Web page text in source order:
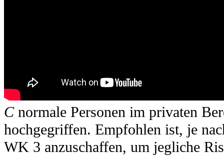
Cnormale Personen im privaten
hochgegriffen. Empfohlen ist, je
WK 3 anzuschaffen, um jegliche